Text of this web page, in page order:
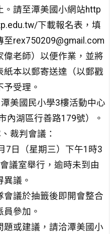
。請至潭美國小網站http
下載報名表，填
至rex750209@gmail.com
偉老師）以便作業，並將
紙本以郵寄送達（以郵戳
受理。
美國民小學3樓活動中心
內湖區行善路179號）。
裁判會議：
7日（星期三）下午1時3
議室舉行，逾時未到由
議。
會議於抽籤後即開會整合
參加。
題或建議，請洽潭美國小